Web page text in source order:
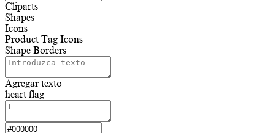
Cliparts
Shapes
Icons
Product Tag Icons
Shape Borders
Agregar texto
heart flag